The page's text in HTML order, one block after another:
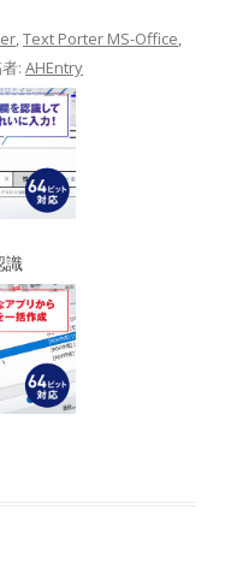
,Text Porter MS-Office,
: AHEntry
識